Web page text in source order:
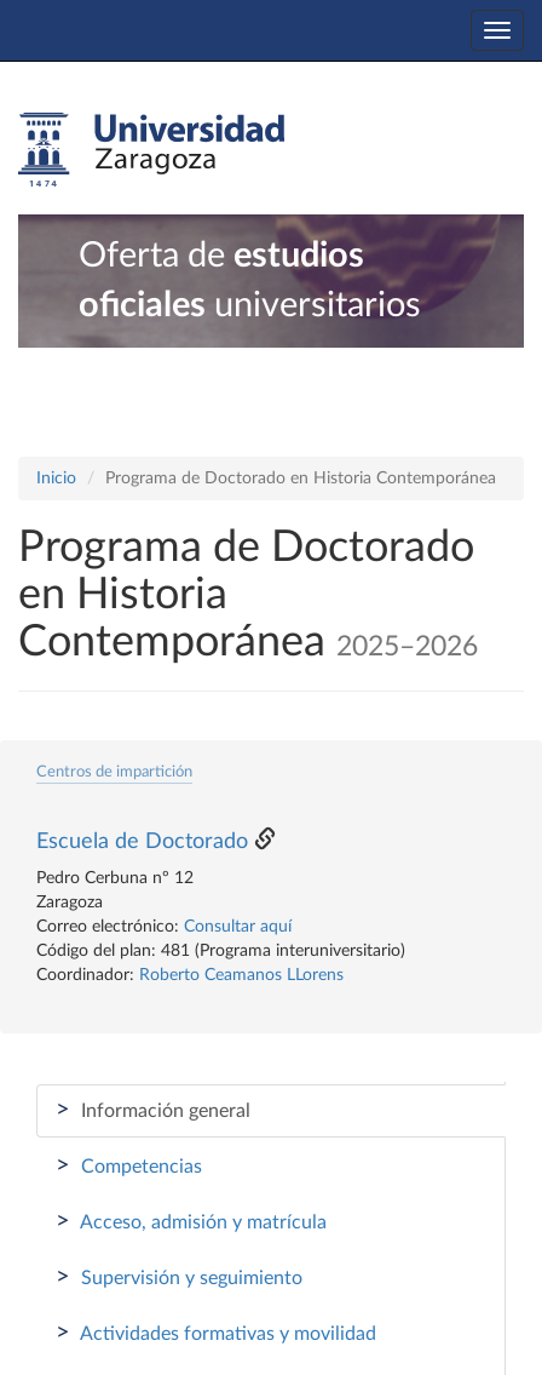
Oferta de estudios
oficiales universitarios
Inicio Programa de Doctorado en Historia Contemporánea
Programa de Doctorado
en Historia
Contemporánea 2025–2026
Centros de impartición
Escuela de Doctorado
Pedro Cerbuna nº 12
Zaragoza
Correo electrónico: Consultar aquí
Código del plan: 481 (Programa interuniversitario)
Coordinador: Roberto Ceamanos LLorens
> Información general
> Competencias
> Acceso, admisión y matrícula
> Supervisión y seguimiento
> Actividades formativas y movilidad